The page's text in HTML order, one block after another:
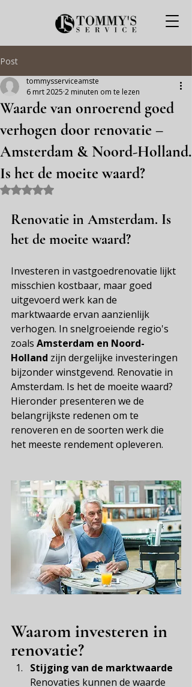
Post
Waarde van onroerend goed
verhogen door renovatie –
Amsterdam & Noord-Holland.
Is het de moeite waard?
tommysserviceamste
6 mrt 2025 2 minuten om te lezen
Beoordeeld met NaN uit 5 sterren.
Renovatie in Amsterdam. Is
het de moeite waard?
Investeren in vastgoedrenovatie lijkt
misschien kostbaar, maar goed
uitgevoerd werk kan de
marktwaarde ervan aanzienlijk
verhogen. In snelgroeiende regio's
zoals Amsterdam en Noord-
Holland zijn dergelijke investeringen
bijzonder winstgevend. Renovatie in
Amsterdam. Is het de moeite waard?
Hieronder presenteren we de
belangrijkste redenen om te
renoveren en de soorten werk die
het meeste rendement opleveren.
Waarom investeren in
renovatie?
Stijging van de marktwaarde
Renovaties kunnen de waarde